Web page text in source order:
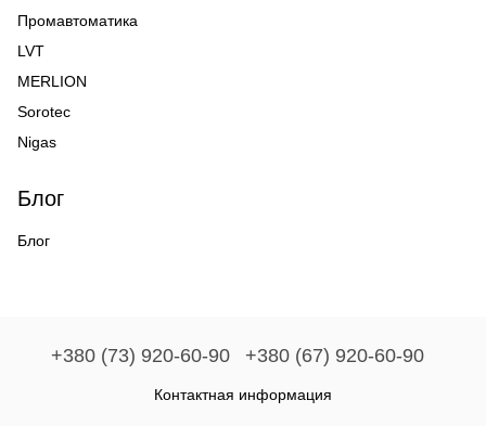
Промавтоматика
LVT
MERLION
Sorotec
Nigas
Блог
Блог
+380 (73) 920-60-90 +380 (67) 920-60-90
Контактная информация